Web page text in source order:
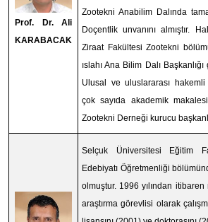
Prof. Dr. Ali
KARABACAK
Zootekni Anabilim Dalında
Doçentlik unvanını almıştır.
Ziraat Fakültesi Zootekni
ıslahı Ana Bilim Dalı
Ulusal ve uluslararası hakemli
çok sayıda akademik
Zootekni Derneği kurucu
Selçuk Üniversitesi Eğitim
Edebiyatı Öğretmenliği
olmuştur. 1996 yılından
araştırma görevlisi olarak